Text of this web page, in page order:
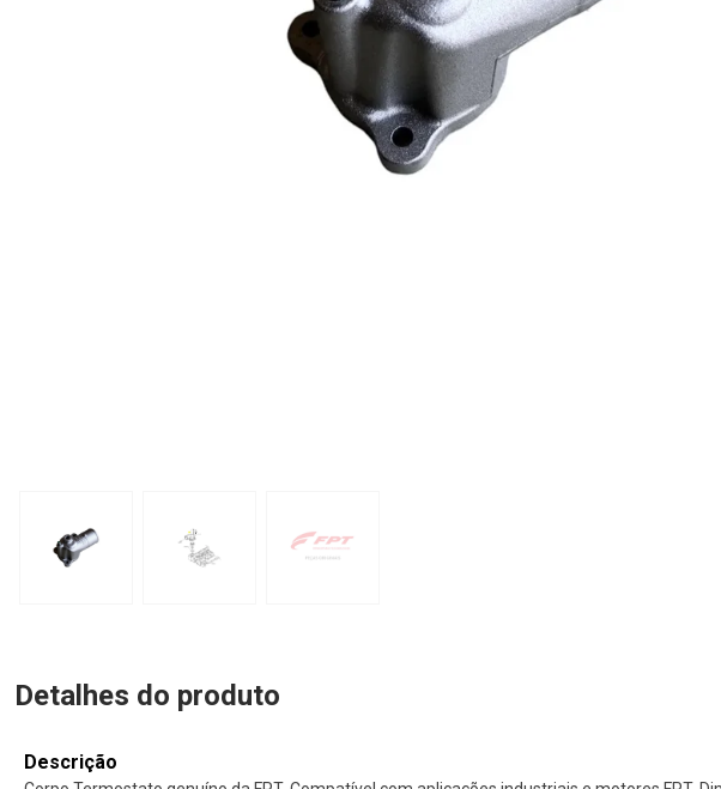
Detalhes do produto
Descrição